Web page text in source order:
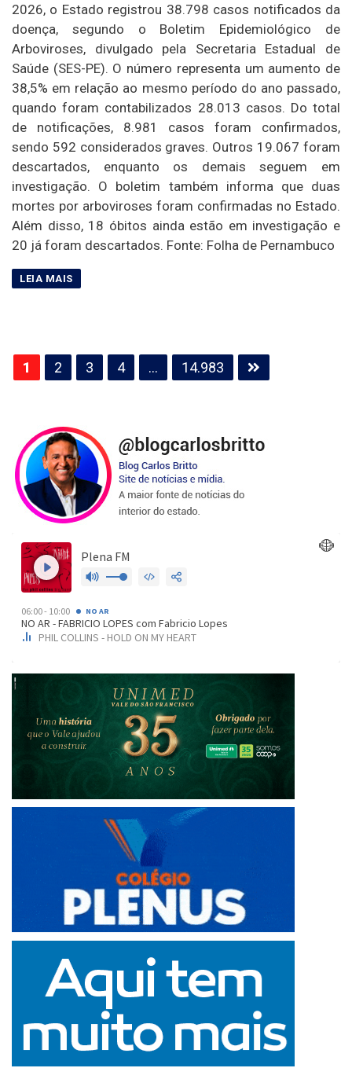
2026, o Estado registrou 38.798 casos notificados da
doença, segundo o Boletim Epidemiológico de
Arboviroses, divulgado pela Secretaria Estadual de
Saúde (SES-PE). O número representa um aumento de
38,5% em relação ao mesmo período do ano passado,
quando foram contabilizados 28.013 casos. Do total
de notificações, 8.981 casos foram confirmados,
sendo 592 considerados graves. Outros 19.067 foram
descartados, enquanto os demais seguem em
investigação. O boletim também informa que duas
mortes por arboviroses foram confirmadas no Estado.
Além disso, 18 óbitos ainda estão em investigação e
20 já foram descartados. Fonte: Folha de Pernambuco
Paginação
de
1 2 3 4 … 14.983